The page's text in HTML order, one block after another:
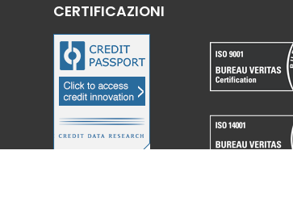
CERTIFICAZIONI